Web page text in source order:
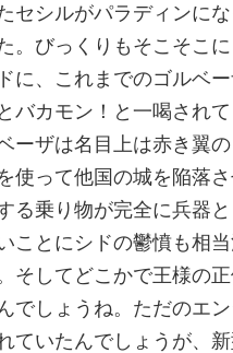
セシルがパラディンに
。びっくりもそこそこ
に、これまでのゴルベ
バカモン！と一喝され
ーザは名目上は赤き翼
使って他国の城を陥落
る乗り物が完全に兵器
ことにシドの鬱憤も相
そしてどこかで王様の
でしょうね。ただのエ
ていたんでしょうが、